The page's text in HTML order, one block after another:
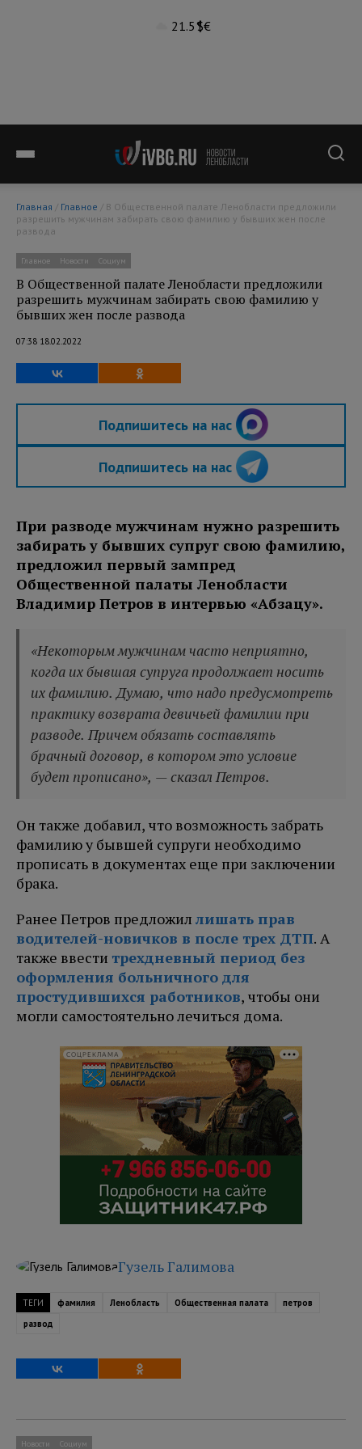
21.5°$€
Главная / Главное
разрешить мужчинам забирать свою фамилию у бывших жен после
развода
Главное Новости Социум
В Общественной палате Ленобласти предложили
разрешить мужчинам забирать свою фамилию у
бывших жен после развода
07:38 18.02.2022
Подпишитесь на нас
Подпишитесь на нас
При разводе мужчинам нужно разрешить
забирать у бывших супруг свою фамилию,
предложил первый зампред
Общественной палаты Ленобласти
Владимир Петров в интервью «Абзацу».
«Некоторым мужчинам часто неприятно,
когда их бывшая супруга продолжает носить
их фамилию. Думаю, что надо предусмотреть
практику возврата девичьей фамилии при
разводе. Причем обязать составлять
брачный договор, в котором это условие
будет прописано», — сказал Петров.
Он также добавил, что возможность забрать
фамилию у бывшей супруги необходимо
прописать в документах еще при заключении
брака.
Ранее Петров предложил лишать прав
водителей-новичков в после трех ДТП. А
также ввести трехдневный период без
оформления больничного для
простудившихся работников, чтобы они
могли самостоятельно лечиться дома.
СОЦРЕКЛАМА
Гузель Галимова
ТЕГИ фамилия Ленобласть Общественная палата
петров
развод
Новости Социум